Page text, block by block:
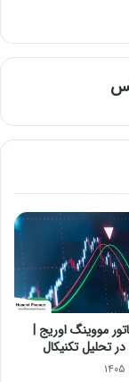
مووینگ اوریج |
تحلیل تکنیکال